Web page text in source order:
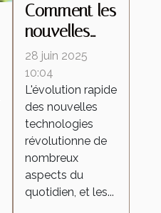
Comment les
nouvelles
technologies
transforment-
elles les
aspirateurs
autonomes ?
28 juin 2025
10:04
L'évolution rapide
des nouvelles
technologies
révolutionne de
nombreux
aspects du
quotidien, et les...